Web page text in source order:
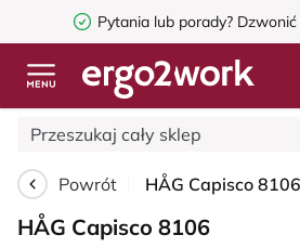
Pytania lub porady? Dzwonić
Powrót
HÅG Capisco 8106